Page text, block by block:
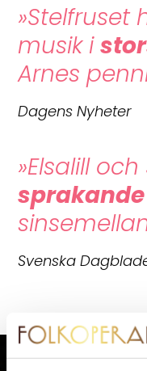
»Stelfruset
musik i
Arnes
Dagens Nyheter
»Elsalill
Svenska